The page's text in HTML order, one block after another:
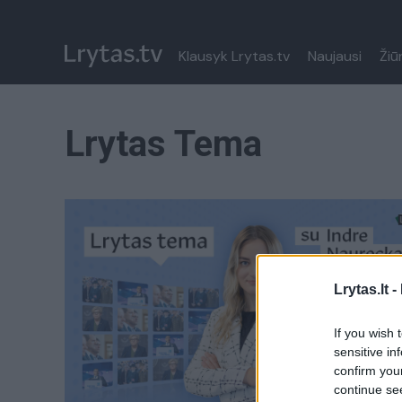
Lrytas.lt -
If you wish
sensitive
confirm
continue
Klausyk Lrytas.tv Naujausi
Lrytas Tema